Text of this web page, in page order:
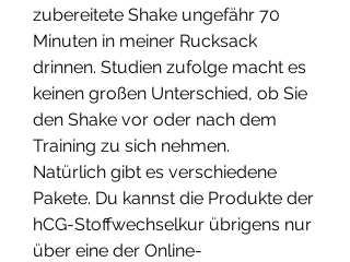
zubereitete Shake ungefähr 70
Minuten in meiner Rucksack
drinnen. Studien zufolge macht es
keinen großen Unterschied, ob Sie
den Shake vor oder nach dem
Training zu sich nehmen.
Natürlich gibt es verschiedene
Pakete. Du kannst die Produkte der
hCG-Stoffwechselkur übrigens nur
über eine der Online-